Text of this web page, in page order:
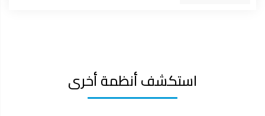
استكشف أنظمة أخرى